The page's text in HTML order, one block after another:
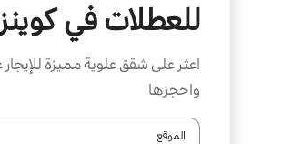
للعطلات في كوينز
واحجزها
الموقع